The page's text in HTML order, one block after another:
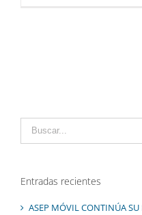
Entradas recientes
ASEP MÓVIL CONTINÚA SU